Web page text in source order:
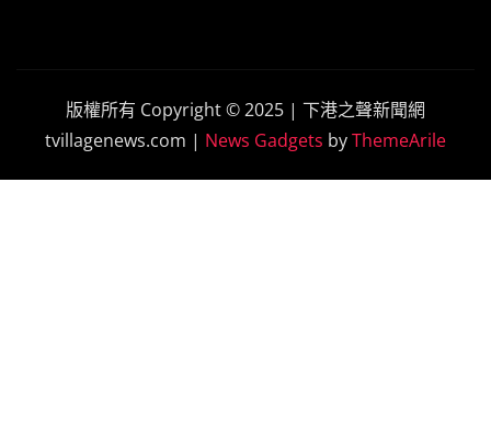
版權所有 Copyright © 2025 | 下港之聲新聞網
tvillagenews.com | News Gadgets byThemeArile